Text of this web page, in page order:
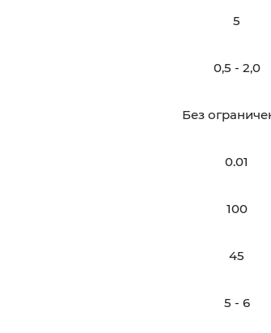
5
0,5 - 2,0
Без
0.01
100
45
5 - 6